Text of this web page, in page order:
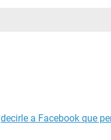
decirle a Facebook que